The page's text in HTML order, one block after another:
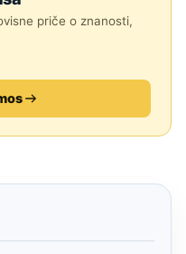
priče o znanosti,